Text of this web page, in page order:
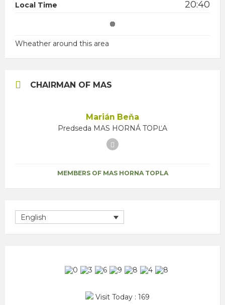
Local Time 20:40
Wheather around this area
CHAIRMAN OF MAS
Marián Beňa
Predseda MAS HORNÁ TOPĽA
Facebook
MEMBERS OF MAS HORNA TOPLA
English
Visit Today : 169